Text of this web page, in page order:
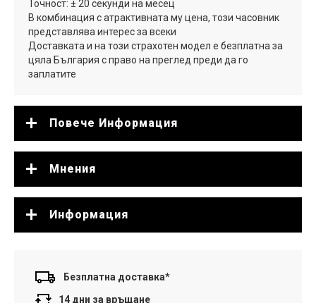
Точност: ± 20 секунди на месец
В комбинация с атрактивната му цена, този часовник
представлява интерес за всеки
Доставката и на този страхотен модел е безплатна за
цяла България с право на преглед преди да го
заплатите
Повече Информация
Мнения
Информация
Безплатна доставка*
14 дни за връщане